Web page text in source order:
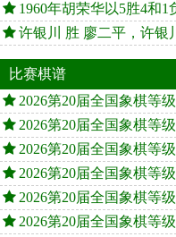
1960年胡荣华以5胜4和
许银川 胜 廖二平，许银
比赛棋谱
2026第20届全国象棋等
2026第20届全国象棋等
2026第20届全国象棋等
2026第20届全国象棋等
2026第20届全国象棋等
2026第20届全国象棋等